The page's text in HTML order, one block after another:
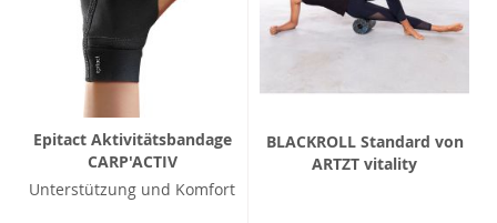
Epitact Aktivitätsbandage
CARP'ACTIV
Unterstützung und Komfort
BLACKROLL Standard von
ARTZT vitality